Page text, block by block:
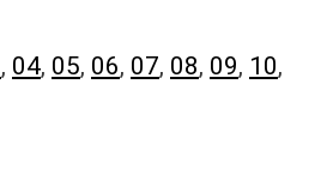
, 04, 05, 06, 07, 08, 09, 10,